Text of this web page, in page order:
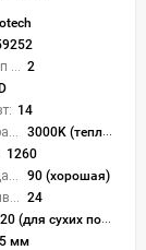
2
14
3000K (теплый)
1260
90 (хорошая)
24
20 (для сухих пом.)
мм